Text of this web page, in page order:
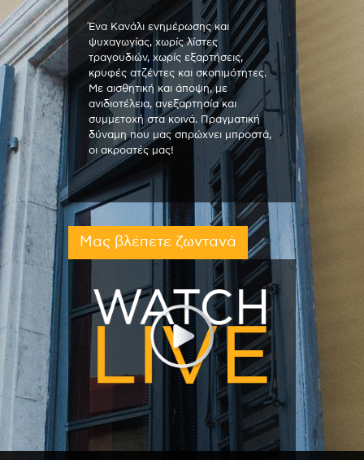
Ένα Κανάλι ενημέρωσης και
ψυχαγωγίας, χωρίς λίστες
τραγουδιών, χωρίς εξαρτήσεις,
κρυφές ατζέντες και σκοπιμότητες.
Με αισθητική και άποψη, με
ανιδιοτέλεια, ανεξαρτησία και
συμμετοχή στα κοινά. Πραγματική
δύναμη που μας σπρώχνει μπροστά,
οι ακροατές μας!
Μας βλέπετε ζωντανά